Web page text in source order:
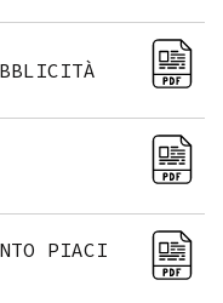
PIACI